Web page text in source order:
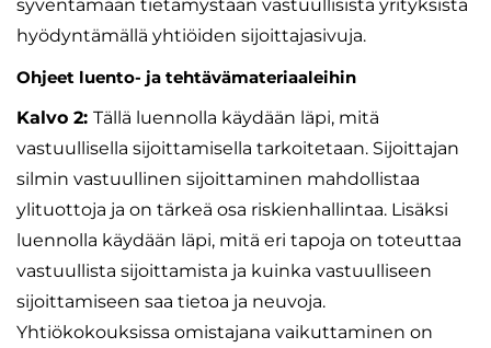
syventämään tietämystään vastuullisista yrityksistä
hyödyntämällä yhtiöiden sijoittajasivuja.
Ohjeet luento- ja tehtävämateriaaleihin
Kalvo 2: Tällä luennolla käydään läpi, mitä
vastuullisella sijoittamisella tarkoitetaan. Sijoittajan
silmin vastuullinen sijoittaminen mahdollistaa
ylituottoja ja on tärkeä osa riskienhallintaa. Lisäksi
luennolla käydään läpi, mitä eri tapoja on toteuttaa
vastuullista sijoittamista ja kuinka vastuulliseen
sijoittamiseen saa tietoa ja neuvoja.
Yhtiökokouksissa omistajana vaikuttaminen on